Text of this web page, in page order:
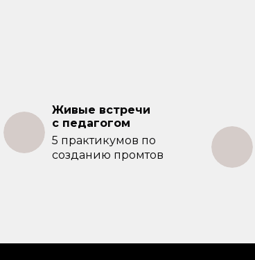
Живые встречи
с педагогом
5 практикумов по
созданию промтов